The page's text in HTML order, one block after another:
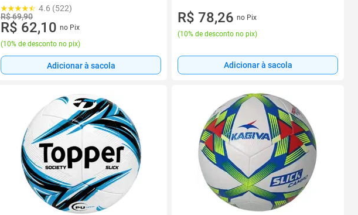
4.6 (522)
R$ 69,90
R$ 62,10 no Pix
(10% de desconto no pix)
Adicionar à sacola
R$ 78,26 no Pix
(10% de desconto no pix)
Adicionar à sacola